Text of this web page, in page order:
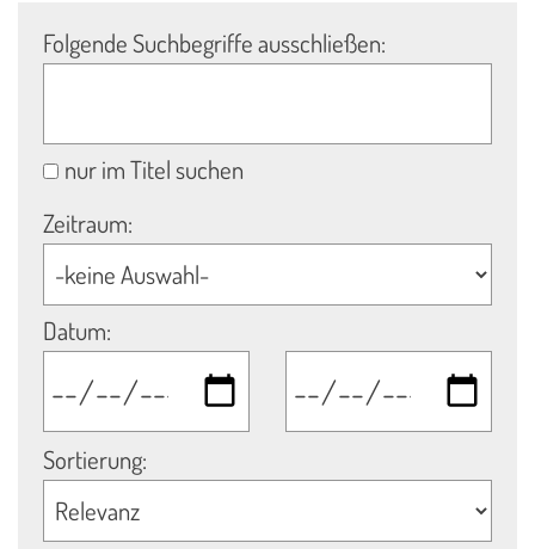
Folgende Suchbegriffe ausschließen:
nur im Titel suchen
Zeitraum:
Datum:
Sortierung: